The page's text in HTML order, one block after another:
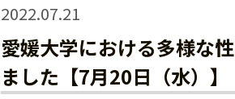
2022.07.21
愛媛大学における多様な
ました【7月20日（水）】